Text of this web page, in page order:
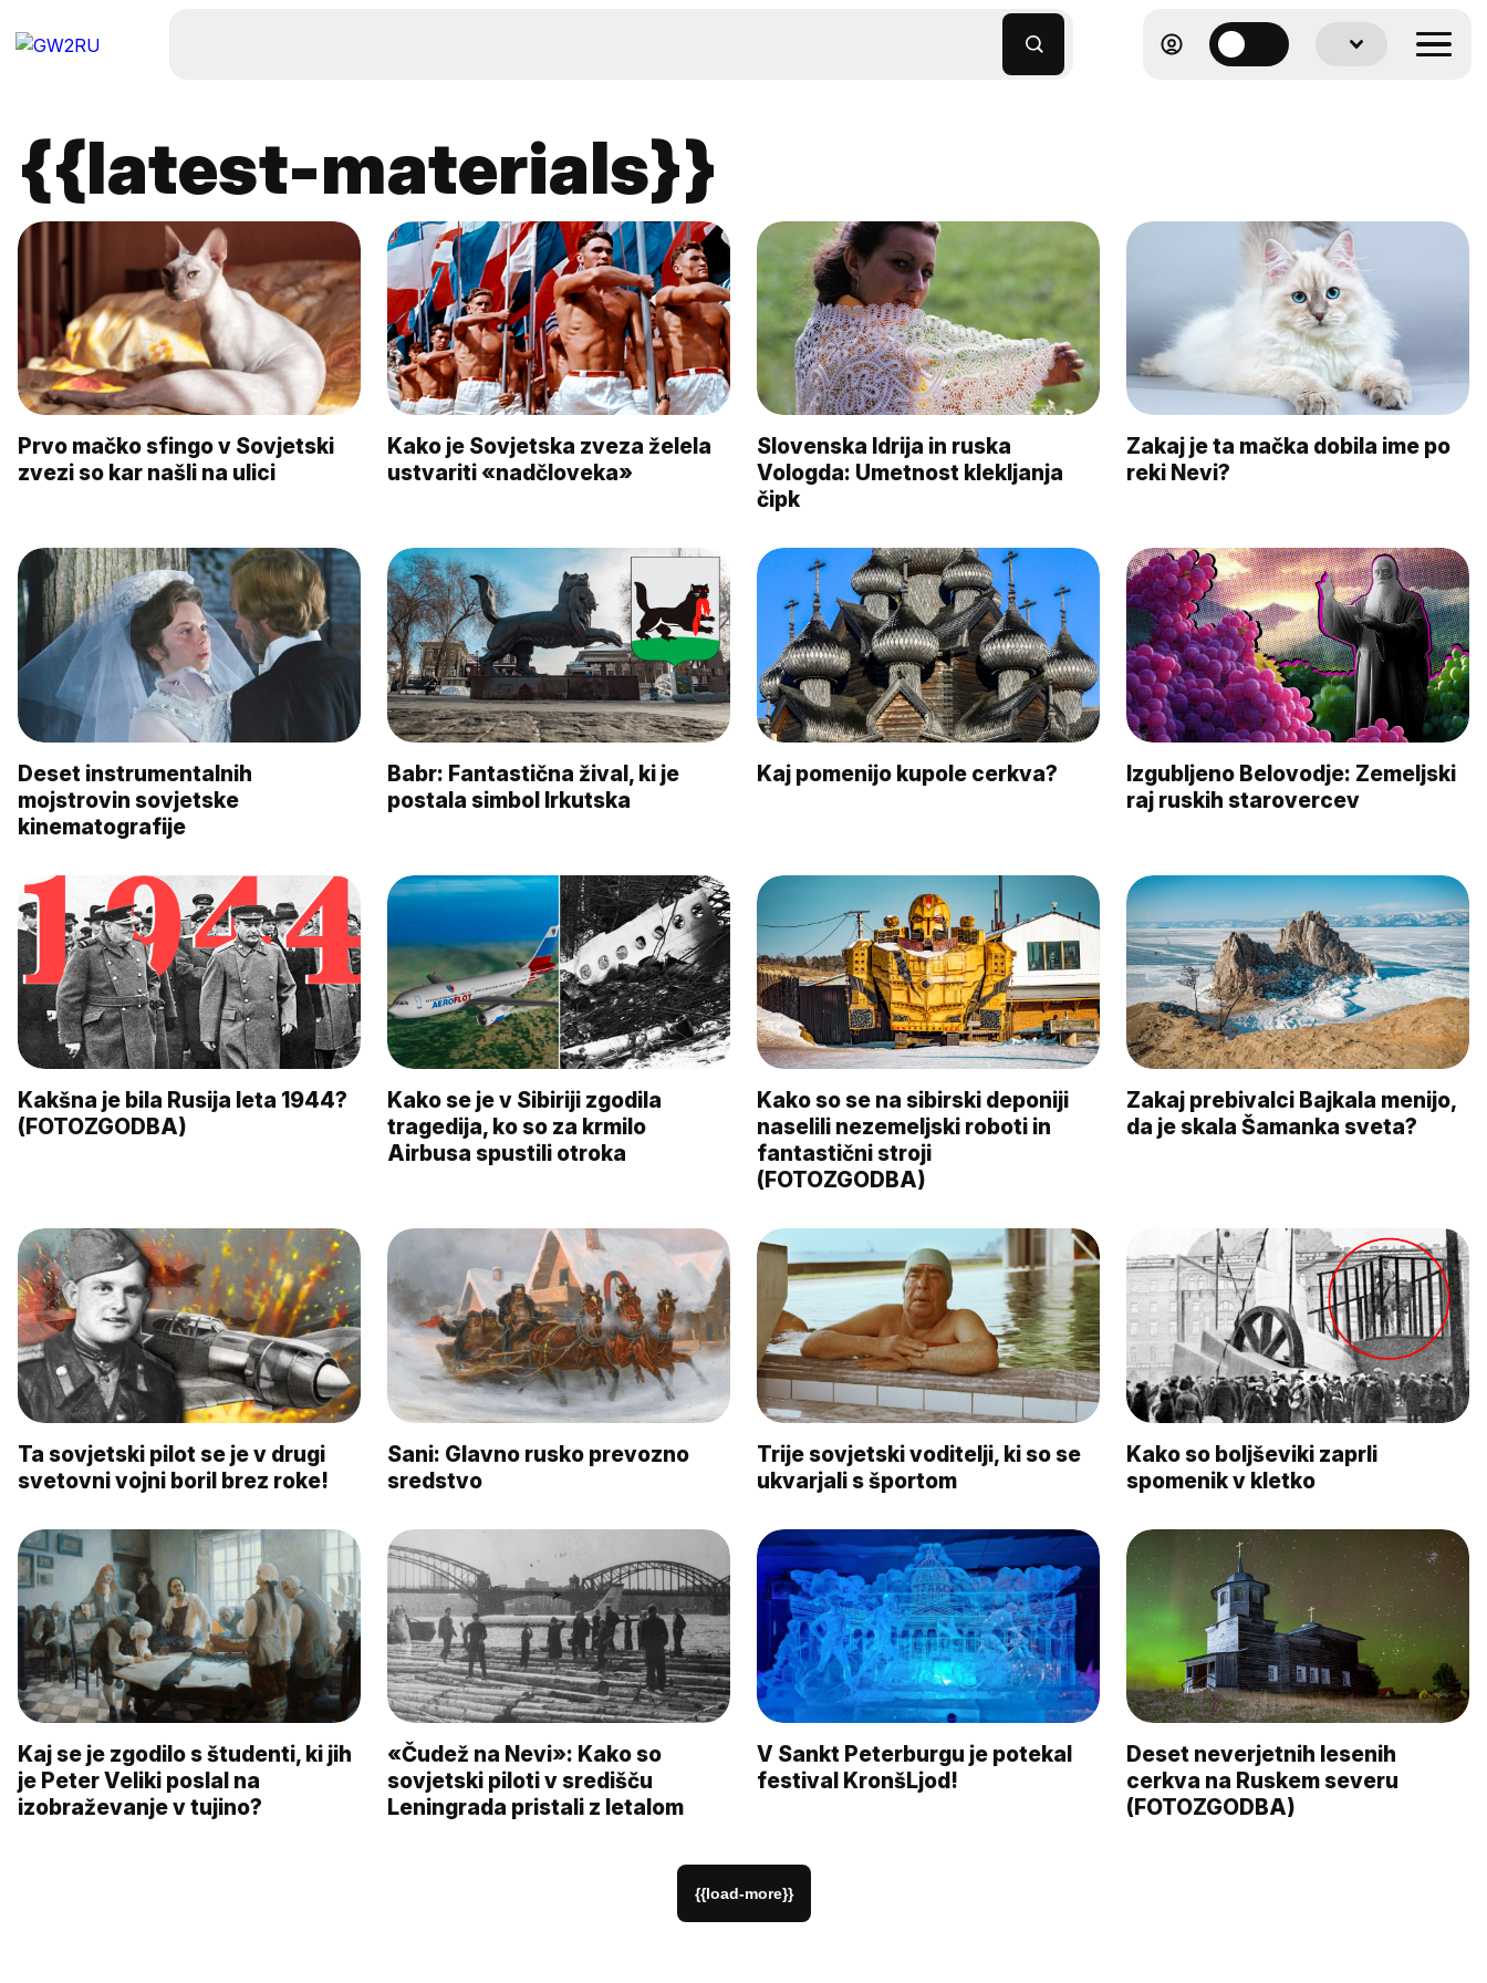
{{latest-materials}}
Prvo mačko sfingo v Sovjetski
zvezi so kar našli na ulici
Kako je Sovjetska zveza želela
ustvariti «nadčloveka»
Slovenska Idrija in ruska
Vologda: Umetnost klekljanja
čipk
Zakaj je ta mačka dobila ime po
reki Nevi?
Deset instrumentalnih
mojstrovin sovjetske
kinematografije
Babr: Fantastična žival, ki je
postala simbol Irkutska
Kaj pomenijo kupole cerkva?
Izgubljeno Belovodje: Zemeljski
raj ruskih starovercev
Kakšna je bila Rusija leta 1944?
(FOTOZGODBA)
Kako se je v Sibiriji zgodila
tragedija, ko so za krmilo
Airbusa spustili otroka
Kako so se na sibirski deponiji
naselili nezemeljski roboti in
fantastični stroji
(FOTOZGODBA)
Zakaj prebivalci Bajkala menijo,
da je skala Šamanka sveta?
Ta sovjetski pilot se je v drugi
svetovni vojni boril brez roke!
Sani: Glavno rusko prevozno
sredstvo
Trije sovjetski voditelji, ki so se
ukvarjali s športom
Kako so boljševiki zaprli
spomenik v kletko
Kaj se je zgodilo s študenti, ki jih
je Peter Veliki poslal na
izobraževanje v tujino?
«Čudež na Nevi»: Kako so
sovjetski piloti v središču
Leningrada pristali z letalom
V Sankt Peterburgu je potekal
festival KronšLjod!
Deset neverjetnih lesenih
cerkva na Ruskem severu
(FOTOZGODBA)
{{load-more}}